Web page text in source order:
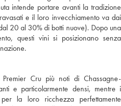
intende portare avanti la tradizione
e il loro invecchiamento va dai
20 al 30% di botti nuove). Dopo una
questi vini si posizionano senza
Cru più noti di Chassagne-
e particolarmente densi, mentre i
la loro ricchezza perfettamente